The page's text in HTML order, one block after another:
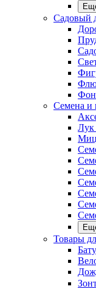
Садовый
Семена и
Лук
Товары